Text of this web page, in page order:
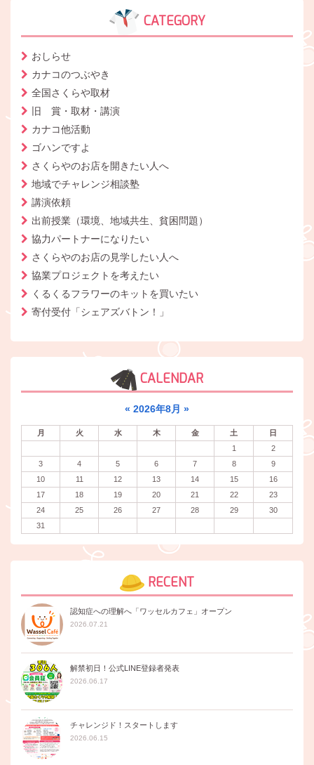
CATEGORY
おしらせ
カナコのつぶやき
全国さくらや取材
旧 賞・取材・講演
カナコ他活動
ゴハンですよ
さくらやのお店を開きたい人へ
地域でチャレンジ相談塾
講演依頼
出前授業（環境、地域共生、貧困問題）
協力パートナーになりたい
さくらやのお店の見学したい人へ
協業プロジェクトを考えたい
くるくるフラワーのキットを買いたい
寄付受付「シェアズバトン！」
CALENDAR
« 2026年8月 »
月 火 水 木 金 土
日
1
2
3
4 5 6 7 8
9
10
11 12 13 14 15
16
17
18 19 20 21 22
23
24
25 26 27 28 29
30
31
RECENT
認知症への理解へ「ワッセルカフェ」オープン
2026.07.21
解禁初日！公式LINE登録者発表
2026.06.17
チャレンジド！スタートします
2026.06.15